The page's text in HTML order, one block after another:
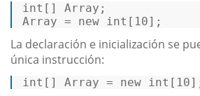
int [] Array
Array = new int [ 10];
La declaración e inicialización se
única instrucción:
int [] Array = new int [ 10